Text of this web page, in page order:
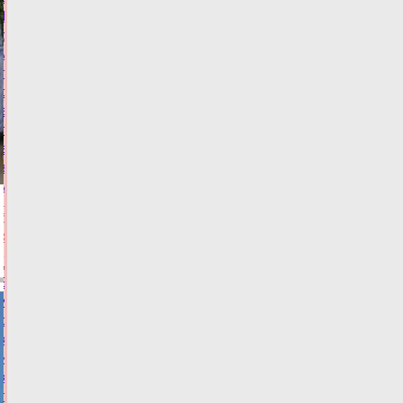
Тверской
области
мужчина
подменял
смартфоны
в
пункте
выдачи
заказов
маркетплейса
Сегодня:
09:00
КРИМИНАЛ
Виталий
Королев
сообщил,
когда
и
куда
по